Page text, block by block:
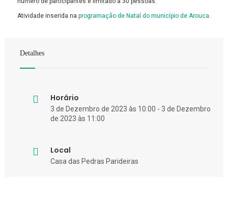
Atividade inserida na programação de Natal do município de Arouca
Detalhes
Horário
3 de Dezembro de 2023 às 10:00 - 3 de Dezembro
de 2023 às 11:00
Local
Casa das Pedras Parideiras